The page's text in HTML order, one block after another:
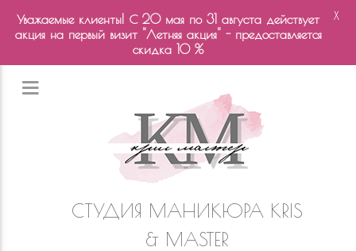
СТУДИЯ МАНИКЮРА KRIS
& MASTER
Уважаемые клиенты! С 20 мая по 31 августа действует
акция на первый визит "Летняя акция" - предоставляется
скидка 10 %
X